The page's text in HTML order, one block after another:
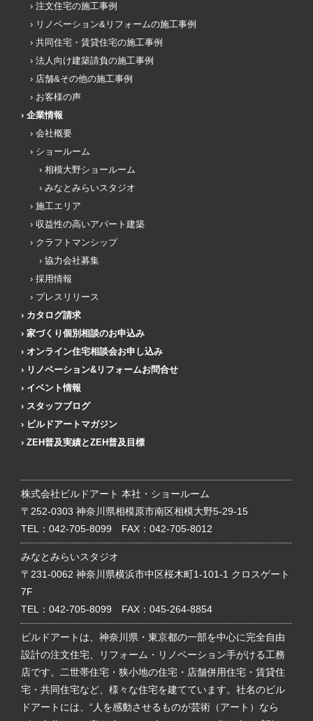
注文住宅の施工事例
リノベーション&リフォームの施工事例
共同住宅・賃貸住宅の施工事例
法人向け建築請負の施工事例
店舗&その他の施工事例
お客様の声
企業情報
会社概要
ショールーム
相模大野ショールーム
みなとみらいスタジオ
施工エリア
収益性の高いアパート建築
クラフトマンシップ
協力会社募集
採用情報
プレスリリース
カタログ請求
家づくり個別相談のお申込み
オンライン住宅相談会お申し込み
リノベーション&リフォームお問合せ
イベント情報
スタッフブログ
ビルドアートマガジン
ZEH普及実績とZEH普及目標
株式会社ビルドアート 本社・ショールーム
〒252-0303 神奈川県相模原市南区相模大野5-29-15
TEL： 042-705-8099 FAX：042-705-8012
みなとみらいスタジオ
〒231-0062 神奈川県横浜市中区桜木町1-101-1 クロスゲート
7F
TEL： 042-705-8099 FAX：045-264-8854
ビルドアートは、神奈川県・東京都の一部を中心に完全自由
設計の注文住宅、リフォーム・リノベーション手がける工務
店です。二世帯住宅・狭小地の住宅・店舗併用住宅・賃貸住
宅・共同住宅など、様々な住宅を建てています。社名のビル
ドアートには、“人を感動させるものが芸術（アート）なら